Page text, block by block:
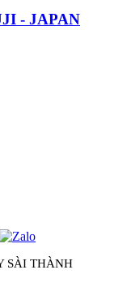
- JAPAN
SÀI THÀNH